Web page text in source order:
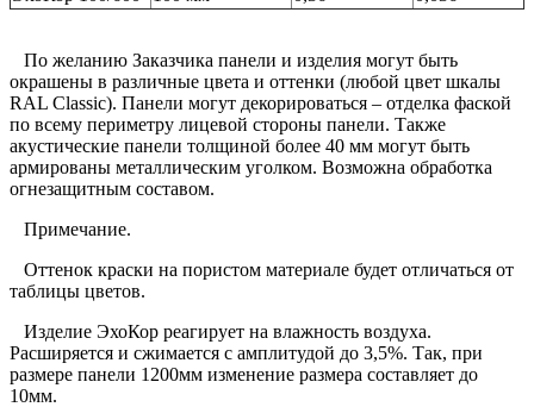
По желанию Заказчика панели и изделия могут быть
окрашены в различные цвета и оттенки (любой цвет шкалы
RAL Classic). Панели могут декорироваться – отделка фаской
по всему периметру лицевой стороны панели. Также
акустические панели толщиной более 40 мм могут быть
армированы металлическим уголком. Возможна обработка
огнезащитным составом.
Примечание.
Оттенок краски на пористом материале будет отличаться от
таблицы цветов.
Изделие ЭхоКор реагирует на влажность воздуха.
Расширяется и сжимается с амплитудой до 3,5%. Так, при
размере панели 1200мм изменение размера составляет до
10мм.